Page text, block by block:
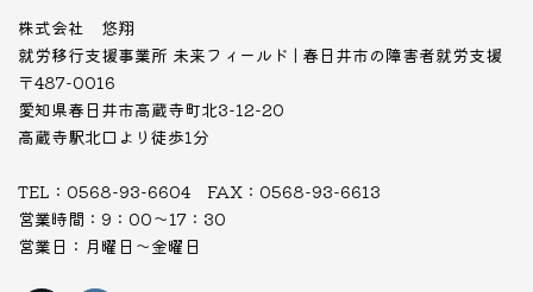
株式会社 悠翔
就労移行支援事業所 未来フィールド | 春日井市の障害者就労支援
〒487-0016
愛知県春日井市高蔵寺町北3-12-20
高蔵寺駅北口より徒歩1分
TEL：0568-93-6604 FAX：0568-93-6613
営業時間：9：00～17：30
営業日：月曜日～金曜日